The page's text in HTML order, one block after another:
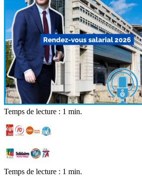
Temps de lecture : 1 min.
Temps de lecture : 1 min.